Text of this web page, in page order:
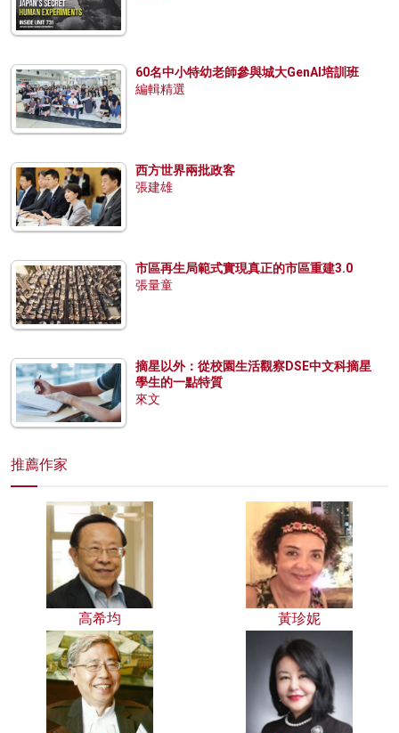
60名中小特幼老師參與城大GenAI培訓班
編輯精選
西方世界兩批政客
張建雄
市區再生局範式實現真正的市區重建3.0
張量童
摘星以外：從校園生活觀察DSE中文科摘星
學生的一點特質
來文
推薦作家
高希均 黃珍妮